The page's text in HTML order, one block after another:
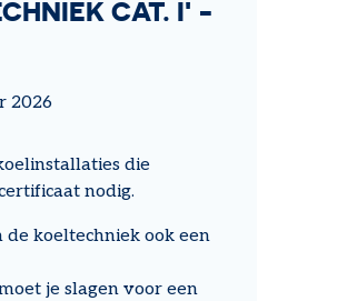
CAT. I' -
2026
die
nodig.
koeltechniek ook een
je slagen voor een